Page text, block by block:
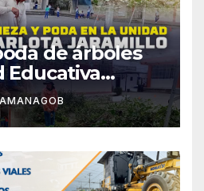
de árboles
Educativa